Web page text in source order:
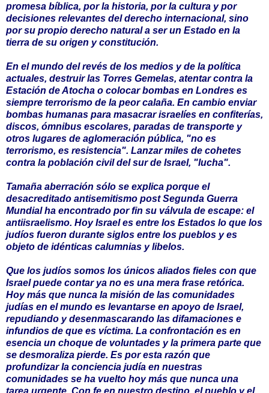
promesa bíblica, por la historia, por la cultura y por
decisiones relevantes del derecho internacional, sino
por su propio derecho natural a ser un Estado en la
tierra de su origen y constitución.
En el mundo del revés de los medios y de la política
actuales, destruir las Torres Gemelas, atentar contra la
Estación de Atocha o colocar bombas en Londres es
siempre terrorismo de la peor calaña. En cambio enviar
bombas humanas para masacrar israelíes en confiterías,
discos, ómnibus escolares, paradas de transporte y
otros lugares de aglomeración pública, "no es
terrorismo, es resistencia". Lanzar miles de cohetes
contra la población civil del sur de Israel, "lucha".
Tamaña aberración sólo se explica porque el
desacreditado antisemitismo post Segunda Guerra
Mundial ha encontrado por fin su válvula de escape: el
antiisraelismo. Hoy Israel es entre los Estados lo que los
judíos fueron durante siglos entre los pueblos y es
objeto de idénticas calumnias y libelos.
Que los judíos somos los únicos aliados fieles con que
Israel puede contar ya no es una mera frase retórica.
Hoy más que nunca la misión de las comunidades
judías en el mundo es levantarse en apoyo de Israel,
repudiando y desenmascarando las difamaciones e
infundios de que es víctima. La confrontación es en
esencia un choque de voluntades y la primera parte que
se desmoraliza pierde. Es por esta razón que
profundizar la conciencia judía en nuestras
comunidades se ha vuelto hoy más que nunca una
tarea urgente. Con fe en nuestro destino, el pueblo y el